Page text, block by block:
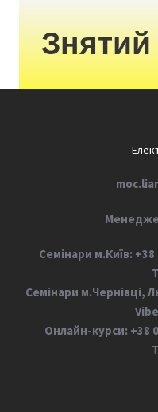
М
Семінари м.Київ:
Семінари м.Чернівці,
Онлайн-курси: +38